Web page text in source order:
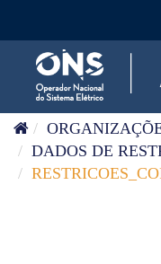
DADOS DE